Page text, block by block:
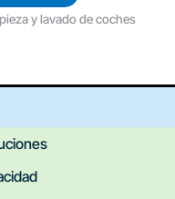
y lavado de coches